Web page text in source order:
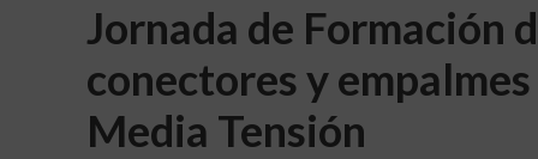
Jornada de Formación
conectores y empalmes
Media Tensión